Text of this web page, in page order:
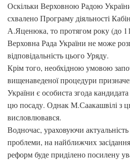
Оскільки Верховною Радою
схвалено Програму діяльності
А.Яценюка, то протягом року (до
Верховна Рада України не може
відповідальність цього Уряду.
Крім того, необхідною умовою
вищенаведеної процедури
України є особиста згода
цю посаду. Однак М.Саакашвілі з
висловлювався.
Водночас, ураховуючи
проблеми, на найближчих
реформ буде приділено посилену